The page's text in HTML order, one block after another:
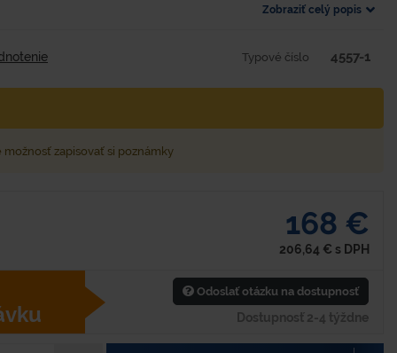
Zobraziť celý popis
Typové číslo 4557-1
možnosť zapisovať si poznámky
168 €
206,64 € s DPH
Odoslať otázku na dostupnosť
Dostupnosť 2-4 týždne